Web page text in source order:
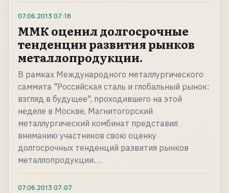
07.06.2013 07:18
ММК оценил долгосрочные
тенденции развития рынков
металлопродукции.
В рамках Международного металлургического
саммита "Российская сталь и глобальный рынок:
взгляд в будущее", проходившего на этой
неделе в Москве, Магнитогорский
металлургический комбинат представил
вниманию участников свою оценку
долгосрочных тенденций развития рынков
металлопродукции.…
07.06.2013 07:07